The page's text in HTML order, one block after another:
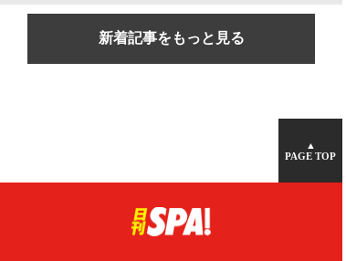
新着記事をもっと見る
▲
PAGE TOP